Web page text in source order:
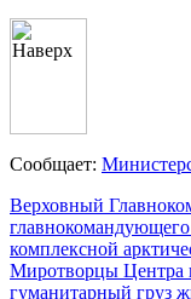
Сообщает:
Навигация
по
записям
Верховный
комплексной
Миротворцы Центра
гуманитарный груз